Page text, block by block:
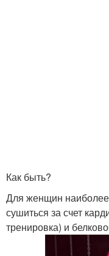
Как быть?
Для женщин
сушиться за счет
тренировка) и